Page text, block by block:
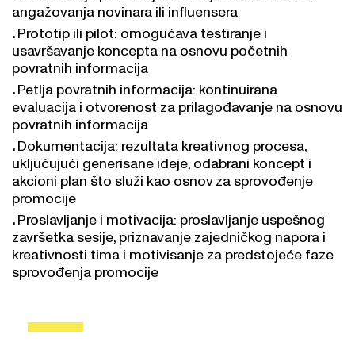
Prototip ili pilot: omogućava testiranje i
usavršavanje koncepta na osnovu početnih
povratnih informacija
Petlja povratnih informacija: kontinuirana
evaluacija i otvorenost za prilagođavanje na osnovu
povratnih informacija
Dokumentacija: rezultata kreativnog procesa,
uključujući generisane ideje, odabrani koncept i
akcioni plan što služi kao osnov za sprovođenje
promocije
Proslavljanje i motivacija: proslavljanje uspešnog
završetka sesije, priznavanje zajedničkog napora i
kreativnosti tima i motivisanje za predstojeće faze
sprovođenja promocije